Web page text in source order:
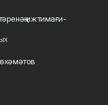
ижтимағи-